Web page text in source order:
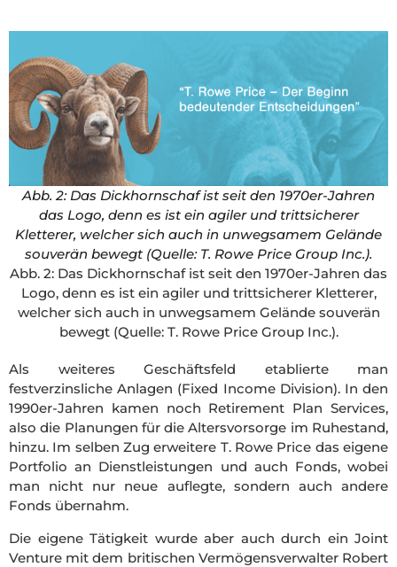
Abb. 2: Das Dickhornschaf ist seit den 1970er-Jahren
das Logo, denn es ist ein agiler und trittsicherer
Kletterer, welcher sich auch in unwegsamem Gelände
souverän bewegt (Quelle: T. Rowe Price Group Inc.).
Abb. 2: Das Dickhornschaf ist seit den 1970er-Jahren das
Logo, denn es ist ein agiler und trittsicherer Kletterer,
welcher sich auch in unwegsamem Gelände souverän
bewegt (Quelle: T. Rowe Price Group Inc.).
Als weiteres Geschäftsfeld etablierte man
festverzinsliche Anlagen (Fixed Income Division). In den
1990er-Jahren kamen noch Retirement Plan Services,
also die Planungen für die Altersvorsorge im Ruhestand,
hinzu. Im selben Zug erweitere T. Rowe Price das eigene
Portfolio an Dienstleistungen und auch Fonds, wobei
man nicht nur neue auflegte, sondern auch andere
Fonds übernahm.
Die eigene Tätigkeit wurde aber auch durch ein Joint
Venture mit dem britischen Vermögensverwalter Robert